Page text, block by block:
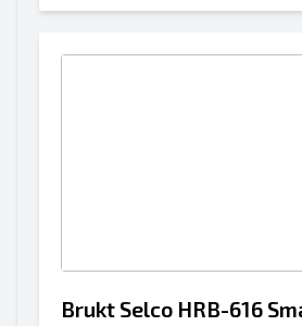
Brukt Selco HRB-616